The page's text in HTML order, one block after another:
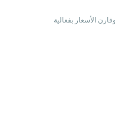
الأسعار بفعالية